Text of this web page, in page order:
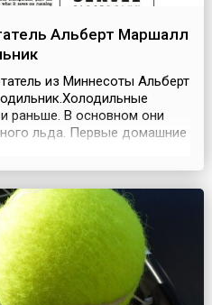
Альберт Маршалл
из Миннесоты Альберт
раньше. В основном они
льда. Первые домашние
электрик» наладила
в кухонном...